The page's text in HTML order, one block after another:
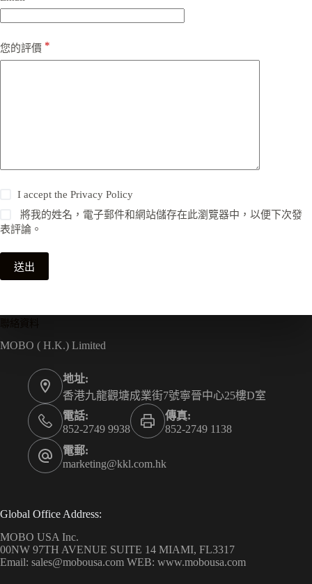
您的評價 *
I accept thePrivacy Policy
將我的姓名，電子郵件和網站儲存在此瀏覽器中，以便下次發
表評論。
送出
MOBO ( H.K.) Limited
地址:
香港九龍觀塘成業街7號寧晉中心25樓D室
電話:
852-2749 9938
傳真:
852-2749 1138
電郵:
marketing@kkl.com.hk
Global Office Address:
MOBO USA Inc.
00NW 97TH AVENUE SUITE 14 MIAMI, FL3317
Email: sales@mobousa.com WEB: www.mobousa.com